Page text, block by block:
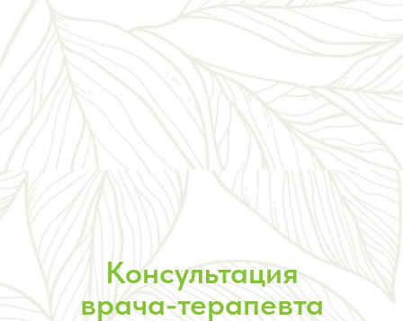
Консультация
врача-терапевта